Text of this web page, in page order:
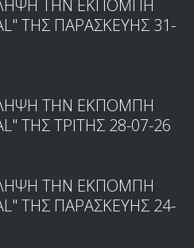
ΤΗΝ ΕΚΠΟΜΠΗ
ΤΗΣ ΠΑΡΑΣΚΕΥΗΣ 31-
ΤΗΝ ΕΚΠΟΜΠΗ
ΤΗΣ ΤΡΙΤΗΣ 28-07-26
ΤΗΝ ΕΚΠΟΜΠΗ
ΤΗΣ ΠΑΡΑΣΚΕΥΗΣ 24-